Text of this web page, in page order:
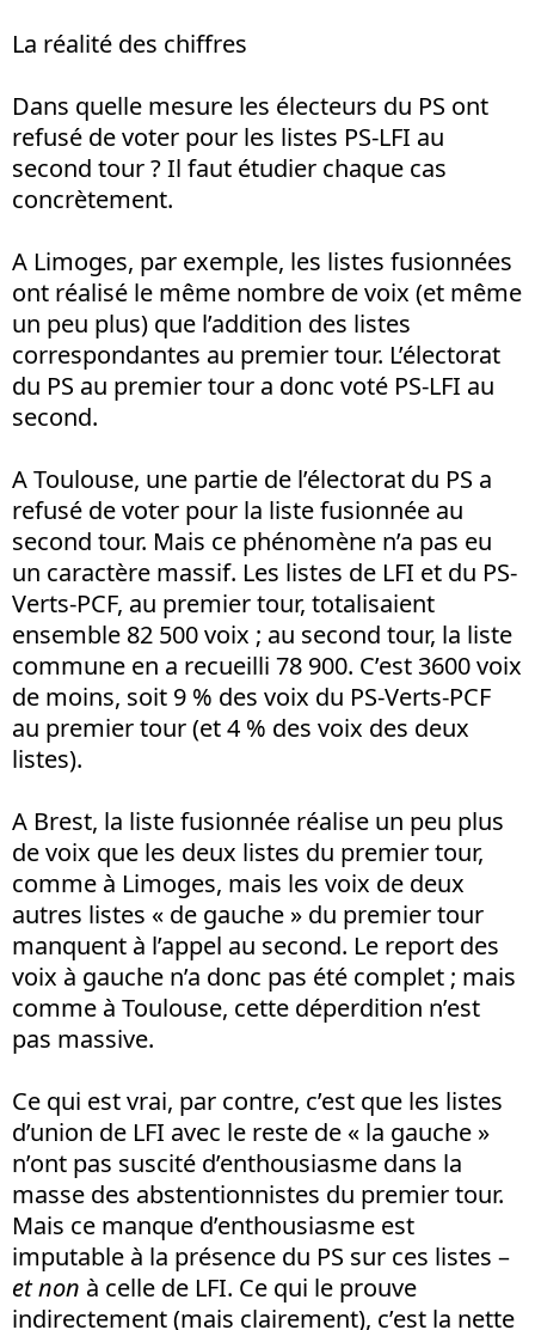
La réalité des chiffres
Dans quelle mesure les électeurs du PS ont
refusé de voter pour les listes PS-LFI au
second tour ? Il faut étudier chaque cas
concrètement.
A Limoges, par exemple, les listes fusionnées
ont réalisé le même nombre de voix (et même
un peu plus) que l’addition des listes
correspondantes au premier tour. L’électorat
du PS au premier tour a donc voté PS-LFI au
second.
A Toulouse, une partie de l’électorat du PS a
refusé de voter pour la liste fusionnée au
second tour. Mais ce phénomène n’a pas eu
un caractère massif. Les listes de LFI et du PS-
Verts-PCF, au premier tour, totalisaient
ensemble 82 500 voix ; au second tour, la liste
commune en a recueilli 78 900. C’est 3600 voix
de moins, soit 9 % des voix du PS-Verts-PCF
au premier tour (et 4 % des voix des deux
listes).
A Brest, la liste fusionnée réalise un peu plus
de voix que les deux listes du premier tour,
comme à Limoges, mais les voix de deux
autres listes « de gauche » du premier tour
manquent à l’appel au second. Le report des
voix à gauche n’a donc pas été complet ; mais
comme à Toulouse, cette déperdition n’est
pas massive.
Ce qui est vrai, par contre, c’est que les listes
d’union de LFI avec le reste de « la gauche »
n’ont pas suscité d’enthousiasme dans la
masse des abstentionnistes du premier tour.
Mais ce manque d’enthousiasme est
imputable à la présence du PS sur ces listes –
et non à celle de LFI. Ce qui le prouve
indirectement (mais clairement), c’est la nette